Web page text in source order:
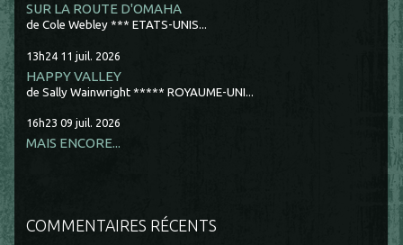
SUR LA ROUTE D'OMAHA
de Cole Webley *** ETATS-UNIS...
13h24 11 juil. 2026
HAPPY VALLEY
de Sally Wainwright ***** ROYAUME-UNI...
16h23 09 juil. 2026
MAIS ENCORE...
COMMENTAIRES RÉCENTS